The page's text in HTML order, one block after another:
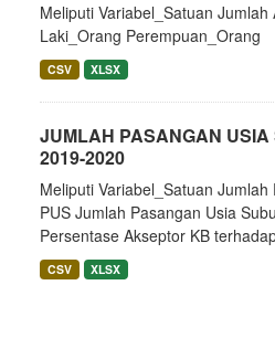
Meliputi Variabel_Satuan Jumlah
Laki_Orang Perempuan_Orang
CSV XLSX
JUMLAH PASANGAN
2019-2020
Meliputi Variabel_Satuan Jumlah
PUS Jumlah Pasangan Usia
Persentase Akseptor KB
CSV XLSX